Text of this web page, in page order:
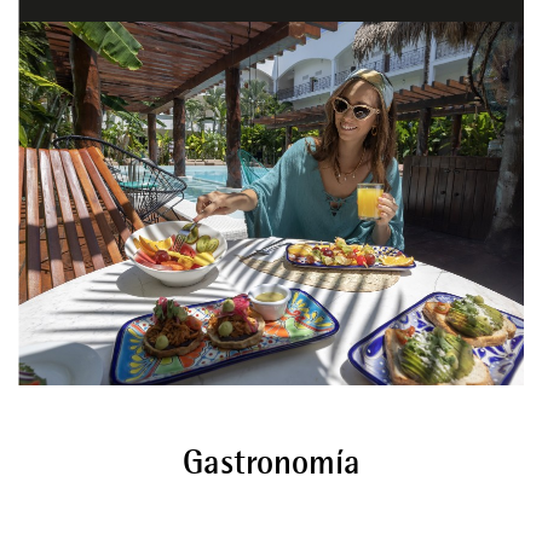
Gastronomía